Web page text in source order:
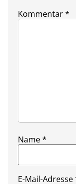
Kommentar*
Name*
E-Mail-Adresse